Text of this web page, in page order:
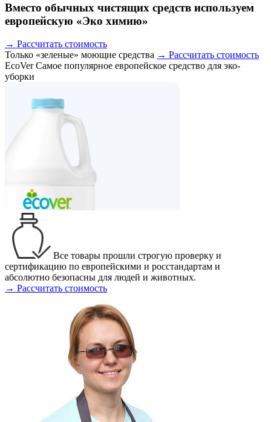
Вместо обычных чистящих средств используем
европейскую «Эко химию»
→ Рассчитать стоимость
Только «зеленые» моющие средства → Рассчитать стоимость
EcoVer Самое популярное европейское средство для эко-
уборки
Все товары прошли строгую проверку и
сертификацию по европейскими и росстандартам и
абсолютно безопасны для людей и животных.
→ Рассчитать стоимость